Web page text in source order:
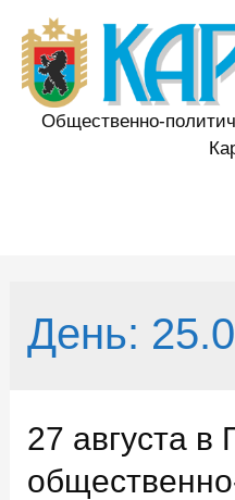
содержимому
Общественно-
День:
27 августа в